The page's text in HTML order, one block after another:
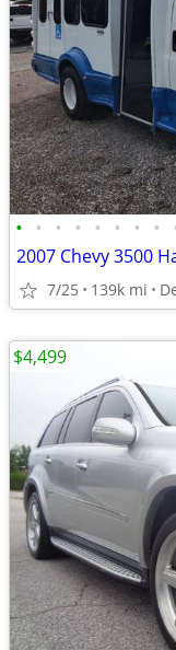
• • • • • • • •
7/25 139k mi
$4,499